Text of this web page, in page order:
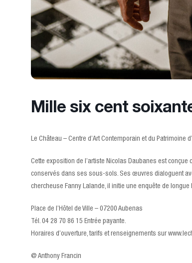
Mille six cent
Le Château – Centre d’Art Contemporain et du Patrimoine
Cette exposition de l’artiste Nicolas Daubanes est
conservés dans ses sous-sols. Ses œuvres dialoguent
chercheuse Fanny Lalande, il initie une enquête de
Place de l’Hôtel de Ville – 07200 Aubenas
Tél. 04 28 70 86 15 Entrée payante.
Horaires d’ouverture, tarifs et renseignements sur
@ Anthony Francin